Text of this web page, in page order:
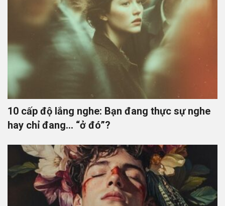
10 cấp độ lắng nghe: Bạn đang thực sự nghe
hay chỉ đang… “ở đó”?